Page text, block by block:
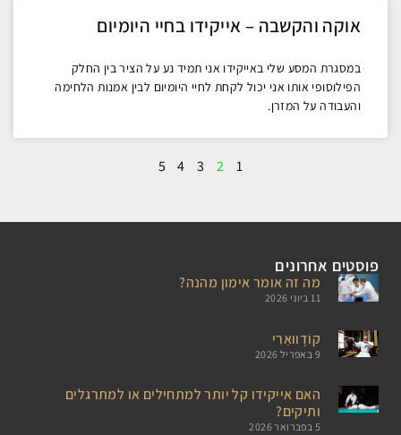
אוקה והקשבה – אייקידו בחיי היומיום
במסגרת המסע שלי באייקידו אני תמיד נע על הציר בין החלק
הפילוסופי אותו אני יכול לקחת לחיי היומיום לבין אמנות הלחימה
והעבודה על המזרן.
1
2
3
4
5
פוסטים אחרונים
מה זה אומר אימון מהנה?
11 ביוני 2026
קוֹדָווּאַרִי
9 באפריל 2026
האם אייקידו קל יותר למתחילים או למתרגלים
ותיקים?
5 בפברואר 2026